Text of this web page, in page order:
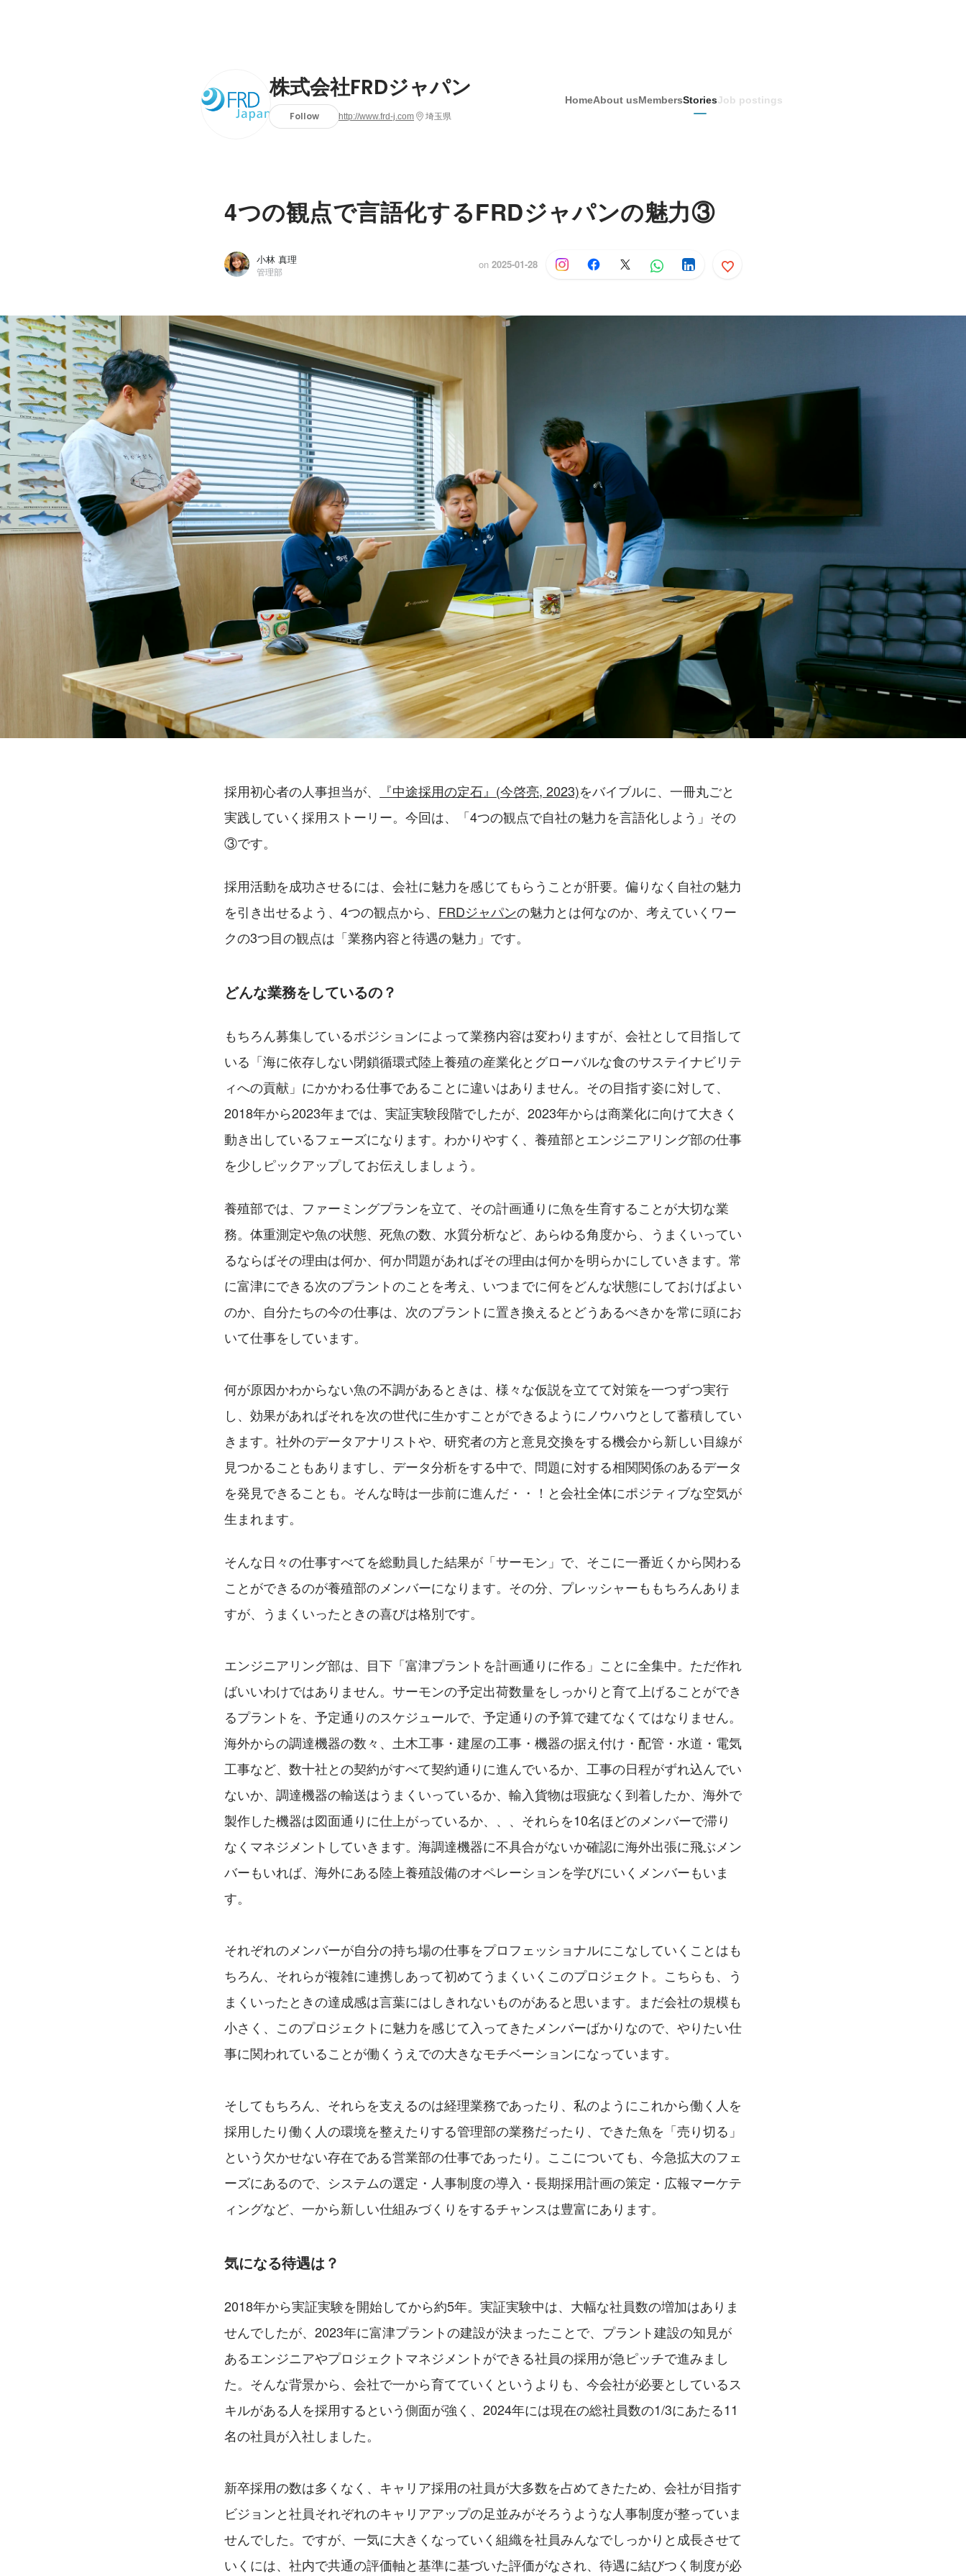
株式会社FRDジャパン
Follow http://www.frd-j.com 埼玉県
HomeAbout usMembersStoriesJob postings
4つの観点で言語化するFRDジャパンの魅力③
小林 真理
管理部
on 2025-01-28
採用初心者の人事担当が、 『中途採用の定石』(今啓亮, 2023)をバイブルに、一冊丸ごと
実践していく採用ストーリー。今回は、「4つの観点で自社の魅力を言語化しよう」その
③です。
採用活動を成功させるには、会社に魅力を感じてもらうことが肝要。偏りなく自社の魅力
を引き出せるよう、4つの観点から、 FRDジャパンの魅力とは何なのか、考えていくワー
クの3つ目の観点は「業務内容と待遇の魅力」です。
どんな業務をしているの？
もちろん募集しているポジションによって業務内容は変わりますが、会社として目指して
いる「海に依存しない閉鎖循環式陸上養殖の産業化とグローバルな食のサステイナビリテ
ィへの貢献」にかかわる仕事であることに違いはありません。その目指す姿に対して、
2018年から2023年までは、実証実験段階でしたが、2023年からは商業化に向けて大きく
動き出しているフェーズになります。わかりやすく、養殖部とエンジニアリング部の仕事
を少しピックアップしてお伝えしましょう。
養殖部では、ファーミングプランを立て、その計画通りに魚を生育することが大切な業
務。体重測定や魚の状態、死魚の数、水質分析など、あらゆる角度から、うまくいってい
るならばその理由は何か、何か問題があればその理由は何かを明らかにしていきます。常
に富津にできる次のプラントのことを考え、いつまでに何をどんな状態にしておけばよい
のか、自分たちの今の仕事は、次のプラントに置き換えるとどうあるべきかを常に頭にお
いて仕事をしています。
何が原因かわからない魚の不調があるときは、様々な仮説を立てて対策を一つずつ実行
し、効果があればそれを次の世代に生かすことができるようにノウハウとして蓄積してい
きます。社外のデータアナリストや、研究者の方と意見交換をする機会から新しい目線が
見つかることもありますし、データ分析をする中で、問題に対する相関関係のあるデータ
を発見できることも。そんな時は一歩前に進んだ・・！と会社全体にポジティブな空気が
生まれます。
そんな日々の仕事すべてを総動員した結果が「サーモン」で、そこに一番近くから関わる
ことができるのが養殖部のメンバーになります。その分、プレッシャーももちろんありま
すが、うまくいったときの喜びは格別です。
エンジニアリング部は、目下「富津プラントを計画通りに作る」ことに全集中。ただ作れ
ばいいわけではありません。サーモンの予定出荷数量をしっかりと育て上げることができ
るプラントを、予定通りのスケジュールで、予定通りの予算で建てなくてはなりません。
海外からの調達機器の数々、土木工事・建屋の工事・機器の据え付け・配管・水道・電気
工事など、数十社との契約がすべて契約通りに進んでいるか、工事の日程がずれ込んでい
ないか、調達機器の輸送はうまくいっているか、輸入貨物は瑕疵なく到着したか、海外で
製作した機器は図面通りに仕上がっているか、、、それらを10名ほどのメンバーで滞り
なくマネジメントしていきます。海調達機器に不具合がないか確認に海外出張に飛ぶメン
バーもいれば、海外にある陸上養殖設備のオペレーションを学びにいくメンバーもいま
す。
それぞれのメンバーが自分の持ち場の仕事をプロフェッショナルにこなしていくことはも
ちろん、それらが複雑に連携しあって初めてうまくいくこのプロジェクト。こちらも、う
まくいったときの達成感は言葉にはしきれないものがあると思います。まだ会社の規模も
小さく、このプロジェクトに魅力を感じて入ってきたメンバーばかりなので、やりたい仕
事に関われていることが働くうえでの大きなモチベーションになっています。
そしてもちろん、それらを支えるのは経理業務であったり、私のようにこれから働く人を
採用したり働く人の環境を整えたりする管理部の業務だったり、できた魚を「売り切る」
という欠かせない存在である営業部の仕事であったり。ここについても、今急拡大のフェ
ーズにあるので、システムの選定・人事制度の導入・長期採用計画の策定・広報マーケテ
ィングなど、一から新しい仕組みづくりをするチャンスは豊富にあります。
気になる待遇は？
2018年から実証実験を開始してから約5年。実証実験中は、大幅な社員数の増加はありま
せんでしたが、2023年に富津プラントの建設が決まったことで、プラント建設の知見が
あるエンジニアやプロジェクトマネジメントができる社員の採用が急ピッチで進みまし
た。そんな背景から、会社で一から育てていくというよりも、今会社が必要としているス
キルがある人を採用するという側面が強く、2024年には現在の総社員数の1/3にあたる11
名の社員が入社しました。
新卒採用の数は多くなく、キャリア採用の社員が大多数を占めてきたため、会社が目指す
ビジョンと社員それぞれのキャリアアップの足並みがそろうような人事制度が整っていま
せんでした。ですが、一気に大きくなっていく組織を社員みんなでしっかりと成長させて
いくには、社内で共通の評価軸と基準に基づいた評価がなされ、待遇に結びつく制度が必
小林 真理